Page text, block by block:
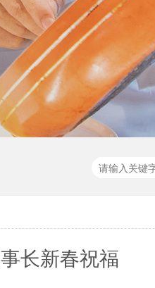
长新春祝福